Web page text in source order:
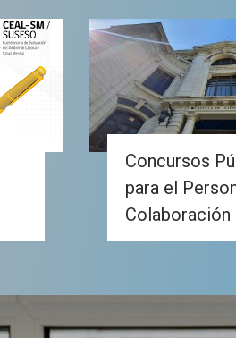
Concursos
para el
Colaboración